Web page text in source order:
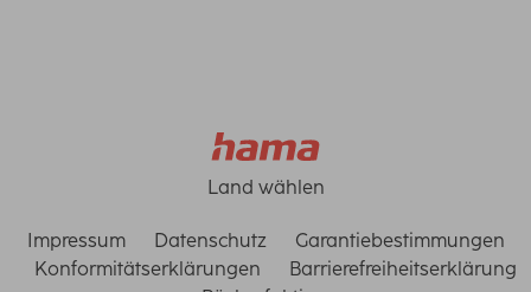
Land wählen
Impressum Datenschutz
Garantiebestimmungen
Konformitätserklärungen
Barrierefreiheitserklärung